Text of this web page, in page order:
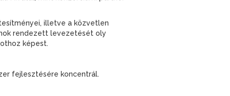
illetve a közvetlen
rendezett levezetését oly
képest.
fejlesztésére koncentrál.